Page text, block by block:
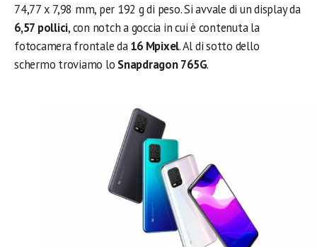
74,77 x 7,98 mm, per 192 g di peso. Si avvale di un display da
6,57 pollici, con notch a goccia in cui è contenuta la
fotocamera frontale da16 Mpixel. Al di sotto dello
schermo troviamo lo Snapdragon 765G.